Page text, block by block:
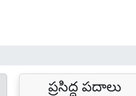
ప్రసిద్ధ పదాలు